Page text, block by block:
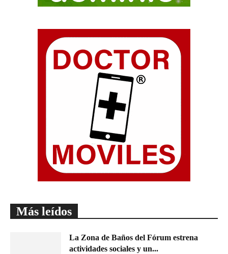
Más leídos
La Zona de Baños del Fórum estrena
actividades sociales y un...